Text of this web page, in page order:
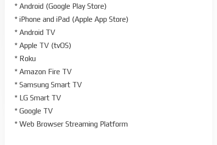
* Android (Google Play Store)
* iPhone and iPad (Apple App Store)
* Android TV
* Apple TV (tvOS)
* Roku
* Amazon Fire TV
* Samsung Smart TV
* LG Smart TV
* Google TV
* Web Browser Streaming Platform